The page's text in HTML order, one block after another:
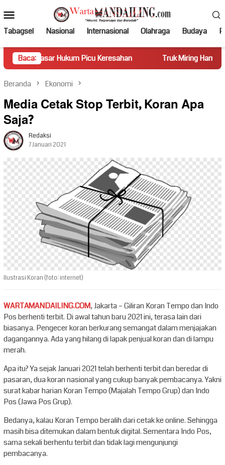
ke
kontenMobile
Tabagsel Nasional Internasional Olahraga Budaya
Baca:
Hukum Picu Keresahan Truk Miring Hambat Arus Lalu
Beranda Ekonomi
Media Cetak Stop Terbit, Koran Apa
Saja?
Redaksi
7 Januari 2021
Ilustrasi Koran (foto: internet)
WARTAMANDAILING.COM, Jakarta – Giliran Koran Tempo dan Indo
Pos berhenti terbit. Di awal tahun baru 2021 ini, terasa lain dari
biasanya. Pengecer koran berkurang semangat dalam menjajakan
dagangannya. Ada yang hilang di lapak penjual koran dan di lampu
merah.
Apa itu? Ya sejak Januari 2021 telah berhenti terbit dan beredar di
pasaran, dua koran nasional yang cukup banyak pembacanya. Yakni
surat kabar harian Koran Tempo (Majalah Tempo Grup) dan Indo
Pos (Jawa Pos Grup).
Bedanya, kalau Koran Tempo beralih dari cetak ke online. Sehingga
masih bisa ditemukan dalam bentuk digital. Sementara Indo Pos,
sama sekali berhentu terbit dan tidak lagi mengunjungi
pembacanya.